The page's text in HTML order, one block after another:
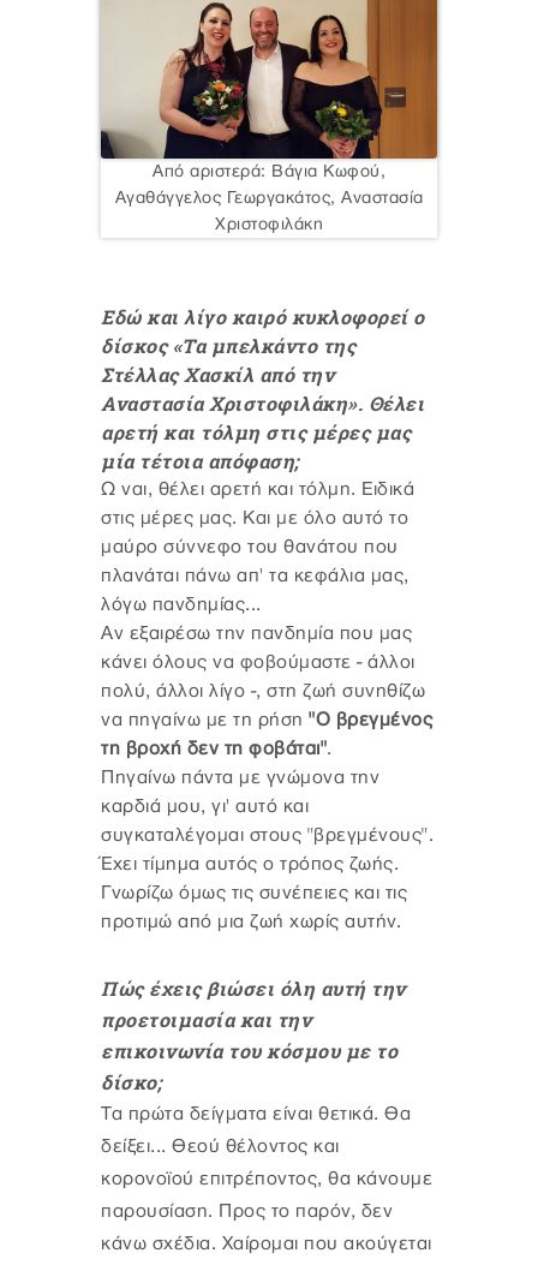
Από αριστερά: Βάγια Κωφού,
Αγαθάγγελος Γεωργακάτος, Αναστασία
Χριστοφιλάκη
Εδώ και λίγο καιρό κυκλοφορεί ο
δίσκος «Τα μπελκάντο της
Στέλλας Χασκίλ από την
Αναστασία Χριστοφιλάκη». Θέλει
αρετή και τόλμη στις μέρες μας
μία τέτοια απόφαση;
Ω ναι, θέλει αρετή και τόλμη. Ειδικά
στις μέρες μας. Και με όλο αυτό το
μαύρο σύννεφο του θανάτου που
πλανάται πάνω απ' τα κεφάλια μας,
λόγω πανδημίας...
Αν εξαιρέσω την πανδημία που μας
κάνει όλους να φοβούμαστε - άλλοι
πολύ, άλλοι λίγο -, στη ζωή συνηθίζω
να πηγαίνω με τη ρήση "Ο βρεγμένος
τη βροχή δεν τη φοβάται".
Πηγαίνω πάντα με γνώμονα την
καρδιά μου, γι' αυτό και
συγκαταλέγομαι στους "βρεγμένους".
Έχει τίμημα αυτός ο τρόπος ζωής.
Γνωρίζω όμως τις συνέπειες και τις
προτιμώ από μια ζωή χωρίς αυτήν.
Πώς έχεις βιώσει όλη αυτή την
προετοιμασία και την
επικοινωνία του κόσμου με το
δίσκο;
Τα πρώτα δείγματα είναι θετικά. Θα
δείξει... Θεού θέλοντος και
κορονοϊού επιτρέποντος, θα κάνουμε
παρουσίαση. Προς το παρόν, δεν
κάνω σχέδια. Χαίρομαι που ακούγεται